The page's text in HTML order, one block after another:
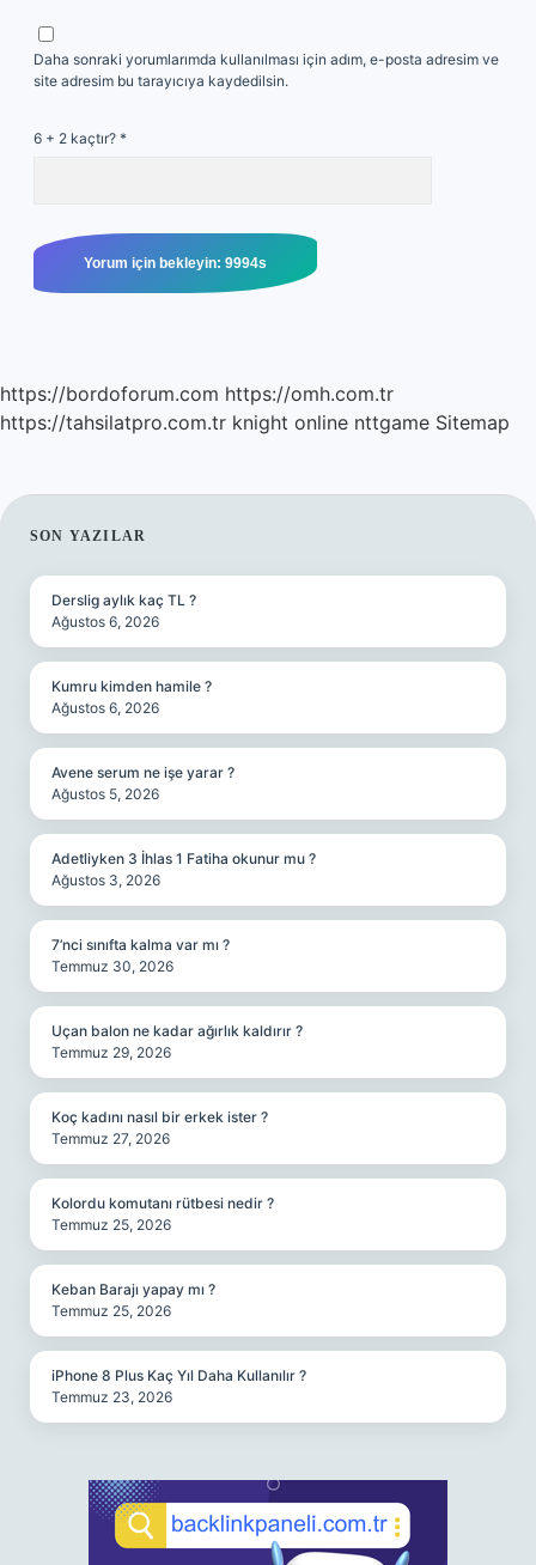
Daha sonraki yorumlarımda kullanılması için adım, e-posta adresim ve
site adresim bu tarayıcıya kaydedilsin.
6 + 2 kaçtır? *
https://bordoforum.com https://omh.com.tr
https://tahsilatpro.com.tr knight online nttgame Sitemap
SIDEBAR
SON YAZILAR
Derslig aylık kaç TL ?
Ağustos 6, 2026
Kumru kimden hamile ?
Ağustos 6, 2026
Avene serum ne işe yarar ?
Ağustos 5, 2026
Adetliyken 3 İhlas 1 Fatiha okunur mu ?
Ağustos 3, 2026
7’nci sınıfta kalma var mı ?
Temmuz 30, 2026
Uçan balon ne kadar ağırlık kaldırır ?
Temmuz 29, 2026
Koç kadını nasıl bir erkek ister ?
Temmuz 27, 2026
Kolordu komutanı rütbesi nedir ?
Temmuz 25, 2026
Keban Barajı yapay mı ?
Temmuz 25, 2026
iPhone 8 Plus Kaç Yıl Daha Kullanılır ?
Temmuz 23, 2026